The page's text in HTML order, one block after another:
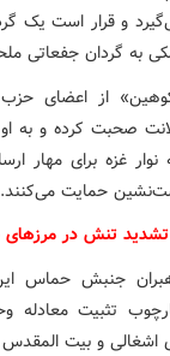
و قرار است یک
به گردان جفعاتی
از اعضای حزب
صحبت کرده و به
غزه برای مهار
حمایت می‌کنند.
تشدید تنش در
جنبش حماس
تثبیت معادله
اشغالی و بیت